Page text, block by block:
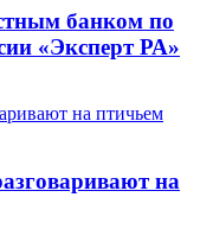
банком по
«Эксперт РА»
на